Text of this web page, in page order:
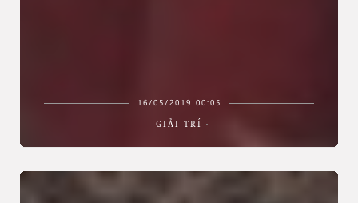
16/05/2019 00:05
GIẢI TRÍ